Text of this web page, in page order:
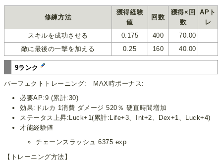
修練方法
獲得経験
値
回数
獲得×回
数
APト
レ
スキルを成功させる
0.175 400
70.00
敵に最後の一撃を加える
0.25 160 40.00
9ランク
パーフェクトトレーニング: MAX時ボーナス:
必要AP:9 (累計:30)
効果:ドルカ 1消費 ダメージ 520％ 硬直時間増加
ステータス上昇:Luck+1(累計:Life+3、Int+2、Dex+1、Luck+4)
才能経験値
チェーンスラッシュ 6375 exp
【トレーニング方法】